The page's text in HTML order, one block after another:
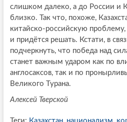
слишком далеко, а до России и
близко. Так что, похоже,
китайско-российскую
и придётся решать. Кстати, в
подчеркнуть, что победа над
станет важным ударом как по
англосаксов, так и по
Великого Турана.
Алексей Тверской